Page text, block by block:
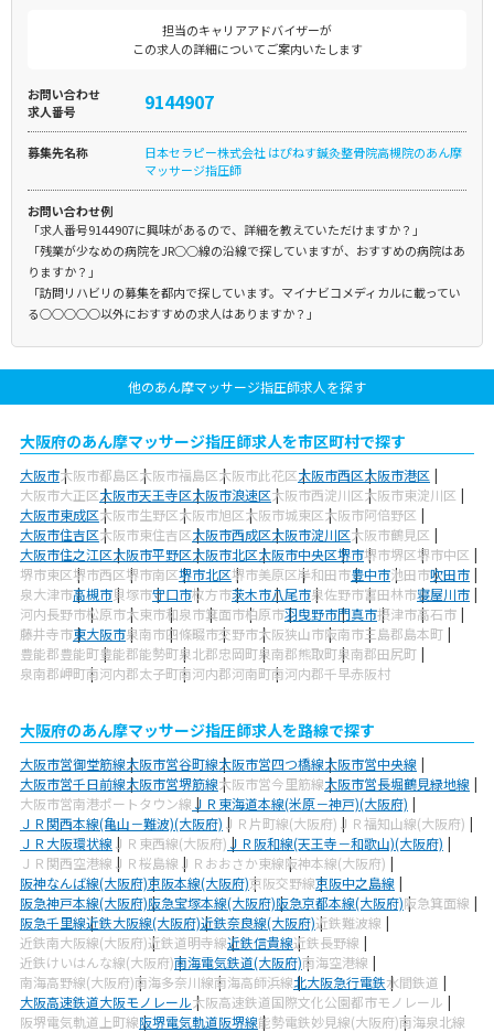
担当のキャリアアドバイザーが
この求人の詳細についてご案内いたします
お問い合わせ
求人番号
9144907
募集先名称
日本セラピー株式会社 はぴねす鍼灸整骨院高槻院のあん摩
マッサージ指圧師
お問い合わせ例
「求人番号9144907に興味があるので、詳細を教えていただけますか？」
「残業が少なめの病院をJR○○線の沿線で探していますが、おすすめの病院はあ
りますか？」
「訪問リハビリの募集を都内で探しています。マイナビコメディカルに載ってい
る○○○○○以外におすすめの求人はありますか？」
他のあん摩マッサージ指圧師求人を探す
大阪府のあん摩マッサージ指圧師求人を市区町村で探す
大阪市大阪市都島区大阪市福島区大阪市此花区大阪市西区大阪市港区
大阪市大正区大阪市天王寺区大阪市浪速区大阪市西淀川区大阪市東淀川区
大阪市東成区大阪市生野区大阪市旭区大阪市城東区大阪市阿倍野区
大阪市住吉区大阪市東住吉区大阪市西成区大阪市淀川区大阪市鶴見区
大阪市住之江区大阪市平野区大阪市北区大阪市中央区堺市堺市堺区堺市中区
堺市東区堺市西区堺市南区堺市北区堺市美原区岸和田市豊中市池田市吹田市
泉大津市高槻市貝塚市守口市枚方市茨木市八尾市泉佐野市富田林市寝屋川市
河内長野市松原市大東市和泉市箕面市柏原市羽曳野市門真市摂津市高石市
藤井寺市東大阪市泉南市四條畷市交野市大阪狭山市阪南市三島郡島本町
豊能郡豊能町豊能郡能勢町泉北郡忠岡町泉南郡熊取町泉南郡田尻町
泉南郡岬町南河内郡太子町南河内郡河南町南河内郡千早赤阪村
大阪府のあん摩マッサージ指圧師求人を路線で探す
大阪市営御堂筋線大阪市営谷町線大阪市営四つ橋線大阪市営中央線
大阪市営千日前線大阪市営堺筋線大阪市営今里筋線大阪市営長堀鶴見緑地線
大阪市営南港ポートタウン線ＪＲ東海道本線(米原－神戸)(大阪府)
ＪＲ関西本線(亀山－難波)(大阪府) ＪＲ片町線(大阪府) ＪＲ福知山線(大阪府)
ＪＲ大阪環状線 ＪＲ東西線(大阪府)ＪＲ阪和線(天王寺－和歌山)(大阪府)
ＪＲ関西空港線 ＪＲ桜島線 ＪＲおおさか東線阪神本線(大阪府)
阪神なんば線(大阪府)京阪本線(大阪府)京阪交野線京阪中之島線
阪急神戸本線(大阪府)阪急宝塚本線(大阪府)阪急京都本線(大阪府)阪急箕面線
阪急千里線近鉄大阪線(大阪府)近鉄奈良線(大阪府)近鉄難波線
近鉄南大阪線(大阪府)近鉄道明寺線近鉄信貴線近鉄長野線
近鉄けいはんな線(大阪府)南海電気鉄道(大阪府)南海空港線
南海高野線(大阪府)南海多奈川線南海高師浜線北大阪急行電鉄水間鉄道
大阪高速鉄道大阪モノレール大阪高速鉄道国際文化公園都市モノレール
阪堺電気軌道上町線阪堺電気軌道阪堺線能勢電鉄妙見線(大阪府)南海泉北線